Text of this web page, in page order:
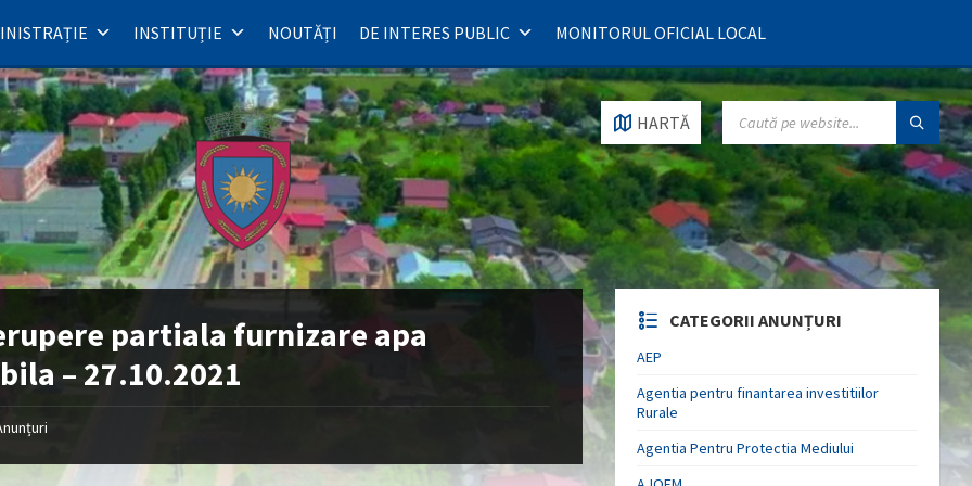
INSTITUȚIE NOUTĂȚI DE INTERES PUBLIC MONITORUL OFICIAL LOCAL
HARTĂ
SEARCH:
partiala furnizare apa
– 27.10.2021
CATEGORII ANUNȚURI
AEP
Agentia pentru finantarea investitiilor
Rurale
Agentia Pentru Protectia Mediului